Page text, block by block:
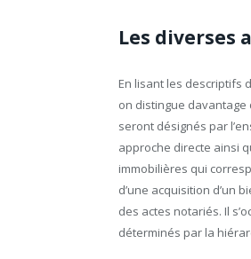
Les diverses
En lisant les descriptifs
on distingue davantage
seront désignés par
approche directe ainsi
immobilières qui
d’une acquisition d’un
des actes notariés. Il
déterminés par la